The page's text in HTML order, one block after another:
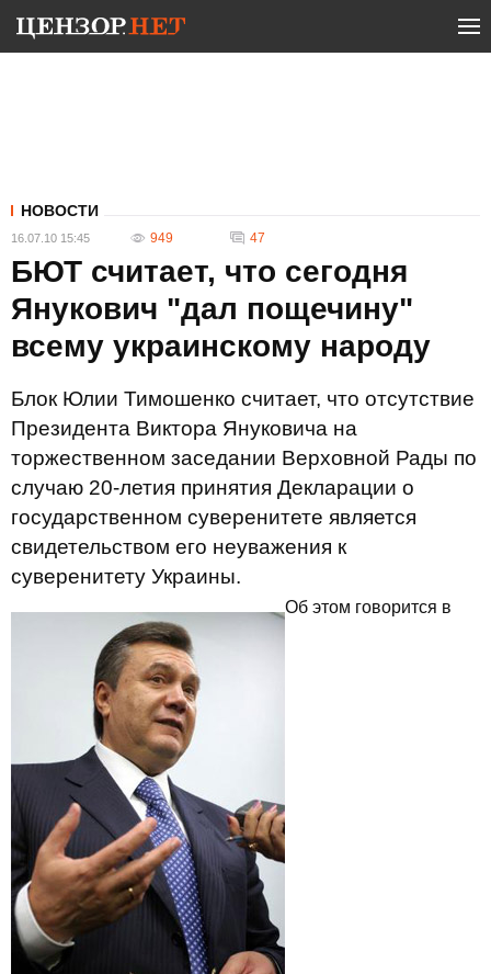
НОВОСТИ
16.07.10 15:45 949 47
БЮТ считает, что сегодня
Янукович "дал пощечину"
всему украинскому народу
Блок Юлии Тимошенко считает, что отсутствие
Президента Виктора Януковича на
торжественном заседании Верховной Рады по
случаю 20-летия принятия Декларации о
государственном суверенитете является
свидетельством его неуважения к
суверенитету Украины.
Об этом говорится в